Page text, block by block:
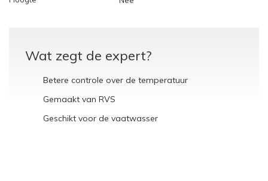
Wat zegt de expert?
Betere controle over de temperatuur
Gemaakt van RVS
Geschikt voor de vaatwasser